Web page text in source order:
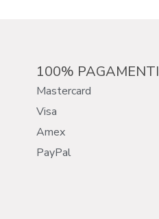
100%
Mastercard
Visa
Amex
PayPal